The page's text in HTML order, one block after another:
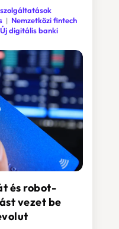
és robot-
vezet be
Nemzetközi fintech
Új digitális banki